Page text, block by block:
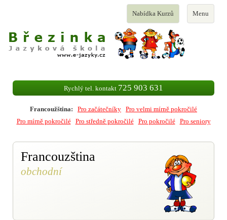
Toggle
navigation
Menu
Toggle
navigation
Nabídka Kurzů
Rychlý tel. kontakt 725 903 631
Francoužština: Pro začátečníky Pro velmi mírně pokročilé
Pro mírně pokročilé
Pro středně pokročilé Pro pokročilé Pro seniory
Francouzština
obchodní